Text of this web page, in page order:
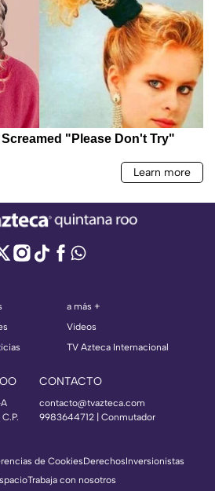
a más +
Videos
TV Azteca Internacional
CONTACTO
contacto@tvazteca.com
9983644712 | Conmutador
de CookiesDerechosInversionistas
Trabaja con nosotros